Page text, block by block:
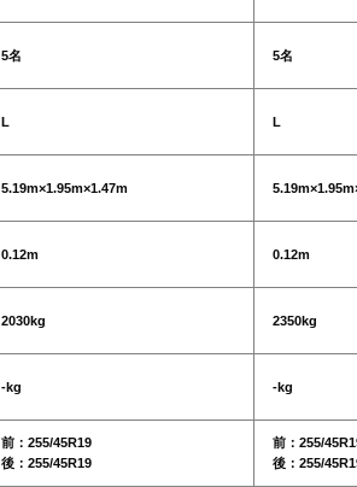
5名 5名
L L
5.19m×1.95m×1.47m
0.12m 0.12m
2030kg 2350kg
-kg -kg
前：255/45R19
後：255/45R19
前：255/
後：255/